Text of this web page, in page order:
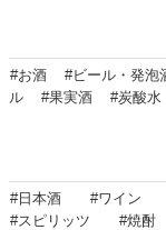
#お酒 #ビール・発泡
ル
#果実酒 #炭酸水
#日本酒 #ワイン
#スピリッツ
#焼酎